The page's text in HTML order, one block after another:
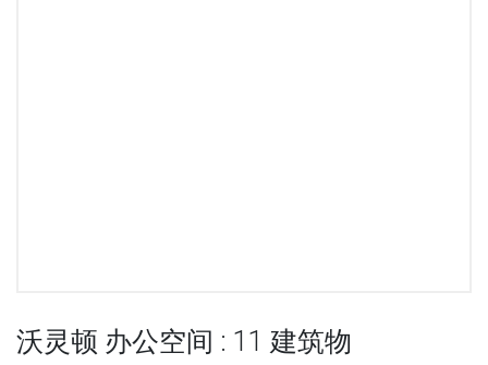
沃灵顿 办公空间 : 11 建筑物